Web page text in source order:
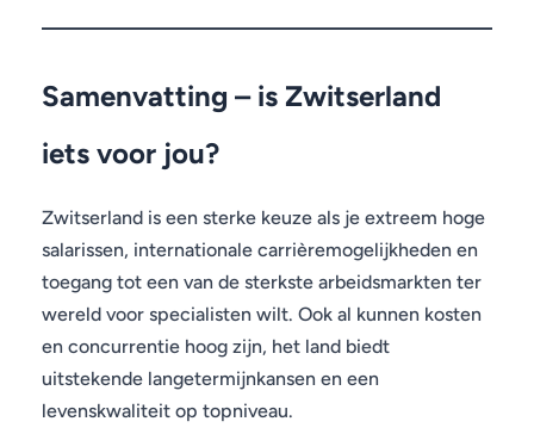
Samenvatting – is Zwitserland
iets voor jou?
Zwitserland is een sterke keuze als je extreem hoge
salarissen, internationale carrièremogelijkheden en
toegang tot een van de sterkste arbeidsmarkten ter
wereld voor specialisten wilt. Ook al kunnen kosten
en concurrentie hoog zijn, het land biedt
uitstekende langetermijnkansen en een
levenskwaliteit op topniveau.